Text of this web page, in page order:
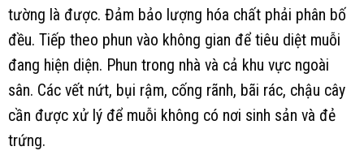
tường là được. Đảm bảo lượng hóa chất phải phân bố
đều. Tiếp theo phun vào không gian để tiêu diệt muỗi
đang hiện diện. Phun trong nhà và cả khu vực ngoài
sân. Các vết nứt, bụi rậm, cống rãnh, bãi rác, chậu cây
cần được xử lý để muỗi không có nơi sinh sản và đẻ
trứng.